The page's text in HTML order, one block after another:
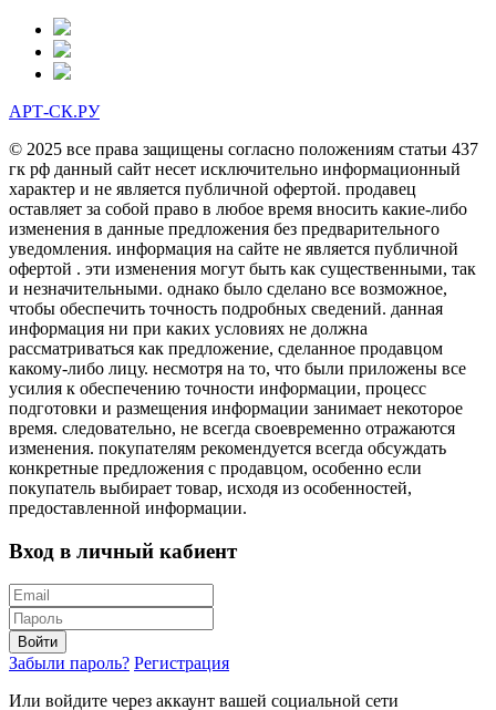
АРТ-СК.РУ
© 2025 все права защищены согласно положениям статьи 437
гк рф данный сайт несет исключительно информационный
характер и не является публичной офертой. продавец
оставляет за собой право в любое время вносить какие-либо
изменения в данные предложения без предварительного
уведомления. информация на сайте не является публичной
офертой . эти изменения могут быть как существенными, так
и незначительными. однако было сделано все возможное,
чтобы обеспечить точность подробных сведений. данная
информация ни при каких условиях не должна
рассматриваться как предложение, сделанное продавцом
какому-либо лицу. несмотря на то, что были приложены все
усилия к обеспечению точности информации, процесс
подготовки и размещения информации занимает некоторое
время. следовательно, не всегда своевременно отражаются
изменения. покупателям рекомендуется всегда обсуждать
конкретные предложения с продавцом, особенно если
покупатель выбирает товар, исходя из особенностей,
предоставленной информации.
Вход в личный кабиент
Войти
Забыли пароль? Регистрация
Или войдите через аккаунт вашей социальной сети